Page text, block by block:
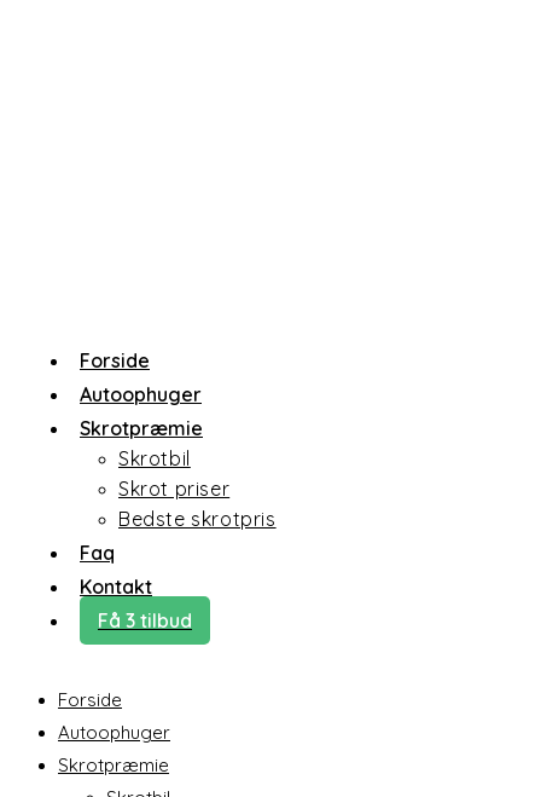
Forside
Autoophuger
Skrotpræmie
Skrotbil
Skrot priser
Bedste skrotpris
Faq
Kontakt
Få 3 tilbud
Forside
Autoophuger
Skrotpræmie